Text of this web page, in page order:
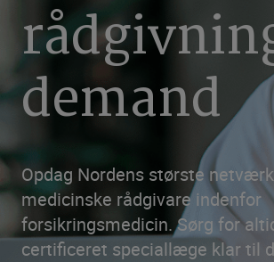
demand
Opdag Nordens største
medicinske rådgivare indenfor
forsikringsmedicin. Sørg for
certificeret speciallæge klar til